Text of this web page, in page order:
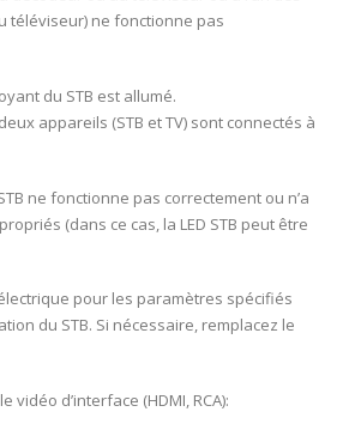
téléviseur) ne fonctionne pas
du STB est allumé.
appareils (STB et TV) sont connectés à
ne fonctionne pas correctement ou n’a
(dans ce cas, la LED STB peut être
pour les paramètres spécifiés
du STB. Si nécessaire, remplacez le
vidéo d’interface (HDMI, RCA):